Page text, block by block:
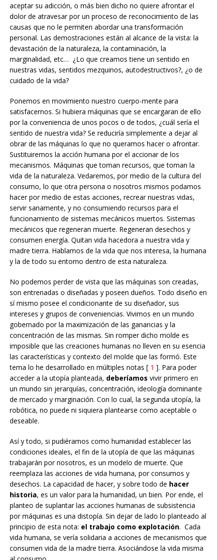
aceptar su adicción, o más bien dicho no quiere afrontar el
dolor de atravesar por un proceso de reconocimiento de las
causas que no le permiten abordar una transformación
personal. Las demostraciones están al alcance de la vista: la
devastación de la naturaleza, la contaminación, la
marginalidad, etc… ¿Lo que creamos tiene un sentido en
nuestras vidas, sentidos mezquinos, autodestructivos?, ¿o de
cuidado de la vida?
Ponemos en movimiento nuestro cuerpo-mente para
satisfacernos. Si hubiera máquinas que se encargaran de ello
por la conveniencia de unos pocos o de todos, ¿cuál sería el
sentido de nuestra vida? Se reduciría simplemente a dejar al
obrar de las máquinas lo que no queramos hacer o afrontar.
Sustituiremos la acción humana por el accionar de los
mecanismos. Máquinas que toman recursos, que toman la
vida de la naturaleza. Vedaremos, por medio de la cultura del
consumo, lo que otra persona o nosotros mismos podamos
hacer por medio de estas acciones, recrear nuestras vidas,
servir sanamente, y no consumiendo recursos para el
funcionamiento de sistemas mecánicos muertos. Sistemas
mecánicos que regeneran muerte. Regeneran desechos y
consumen energía. Quitan vida hacedora a nuestra vida y
madre tierra. Hablamos de la vida que nos interesa, la humana
y la de todo su entorno dentro de esta naturaleza.
No podemos perder de vista que las máquinas son creadas,
son entrenadas o diseñadas y poseen dueños. Todo diseño en
sí mismo posee el condicionante de su diseñador, sus
intereses y grupos de conveniencias. Vivimos en un mundo
gobernado por la maximización de las ganancias y la
concentración de las mismas. Sin romper dicho molde es
imposible que las creaciones humanas no lleven en su esencia
las características y contexto del molde que las formó. Este
tema lo he desarrollado en múltiples notas [ 1 ]. Para poder
acceder a la utopía planteada, deberíamos vivir primero en
un mundo sin jerarquías, concentración, ideología dominante
de mercado y marginación. Con lo cual, la segunda utopía, la
robótica, no puede ni siquiera plantearse como aceptable o
deseable.
Así y todo, si pudiéramos como humanidad establecer las
condiciones ideales, el fin de la utopía de que las máquinas
trabajarán por nosotros, es un modelo de muerte. Que
reemplaza las acciones de vida humana, por consumos y
desechos. La capacidad de hacer, y sobre todo de hacer
historia, es un valor para la humanidad, un bien. Por ende, el
planteo de suplantar las acciones humanas de subsistencia
por máquinas es una distopía. Sin dejar de lado lo planteado al
principio de esta nota: el trabajo como explotación. Cada
vida humana, se vería solidaria a acciones de mecanismos que
consumen vida de la madre tierra. Asociándose la vida misma